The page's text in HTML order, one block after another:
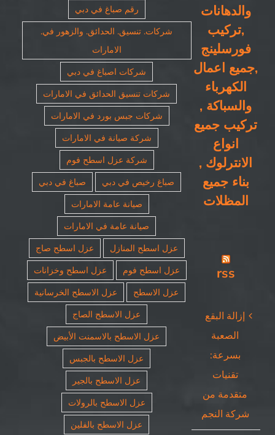
والدهانات
,تركيب
فورسلينج
,جميع اعمال
الكهرباء
والسباكة ,
تركيب جميع
انواع
الانترلوك ,
بناء جميع
المظلات
rss
إزالة البقع
الصعبة
بسرعة:
تقنيات
متقدمة من
شركة النجم
رقم صباغ في دبي
شركات. تنسيق. الحدائق. والزهور في.
الامارات
شركات اصباغ في دبي
شركات تنسيق الحدائق في الامارات
شركات جبس بورد في الامارات
شركة صيانة في الامارات
شركة عزل اسطح فوم
صباغ رخيص في دبي
صباغ في دبي
صيانة عامة الامارات
صيانة عامة في الامارات
عزل اسطح المنازل
عزل اسطح صاج
عزل اسطح فوم
عزل اسطح وخزانات
عزل الاسطح
عزل الاسطح الخرسانية
عزل الاسطح الصاج
عزل الاسطح بالاسمنت الأبيض
عزل الاسطح بالجبس
عزل الاسطح بالجير
عزل الاسطح بالرولات
عزل الاسطح بالفلين